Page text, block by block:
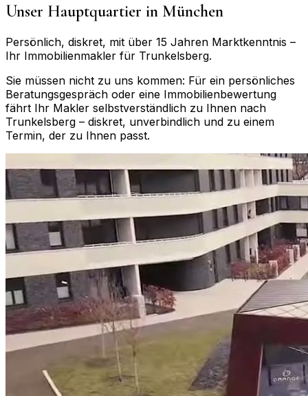
Unser Hauptquartier in München
Persönlich, diskret, mit über 15 Jahren Marktkenntnis –
Ihr Immobilienmakler für Trunkelsberg.
Sie müssen nicht zu uns kommen: Für ein persönliches
Beratungsgespräch oder eine Immobilienbewertung
fährt Ihr Makler selbstverständlich zu Ihnen nach
Trunkelsberg – diskret, unverbindlich und zu einem
Termin, der zu Ihnen passt.